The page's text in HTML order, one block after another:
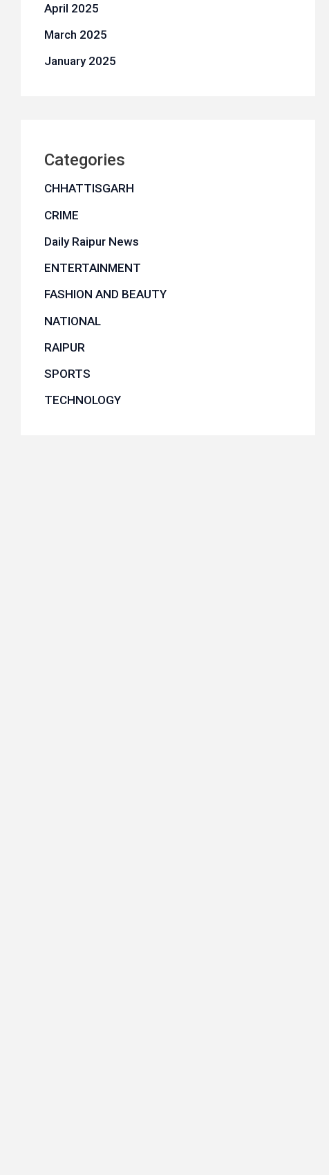
April 2025
March 2025
January 2025
Categories
CHHATTISGARH
CRIME
Daily Raipur News
ENTERTAINMENT
FASHION AND BEAUTY
NATIONAL
RAIPUR
SPORTS
TECHNOLOGY